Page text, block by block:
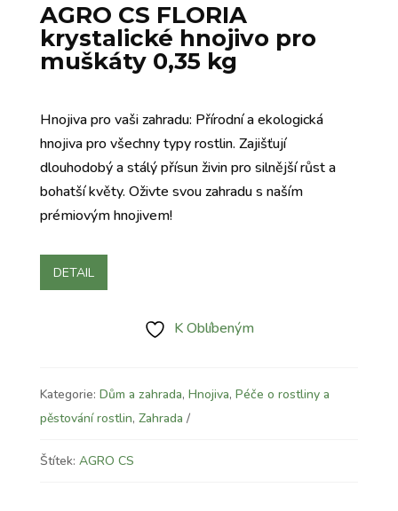
AGRO CS FLORIA
krystalické hnojivo pro
muškáty 0,35 kg
Hnojiva pro vaši zahradu: Přírodní a ekologická
hnojiva pro všechny typy rostlin. Zajišťují
dlouhodobý a stálý přísun živin pro silnější růst a
bohatší květy. Oživte svou zahradu s naším
prémiovým hnojivem!
DETAIL
K Oblíbeným
Kategorie: Dům a zahrada, Hnojiva, Péče o rostliny a
pěstování rostlin, Zahrada
Štítek: AGRO CS